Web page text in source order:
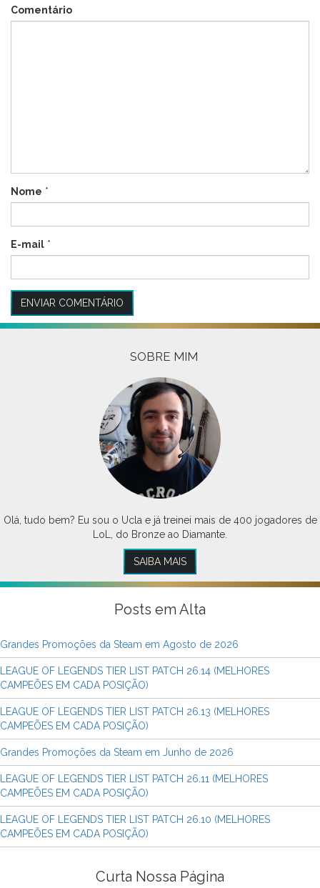
Comentário
Nome *
E-mail *
SOBRE MIM
Olá, tudo bem? Eu sou o Ucla e já treinei mais de 400 jogadores de
LoL, do Bronze ao Diamante.
SAIBA MAIS
Posts em Alta
Grandes Promoções da Steam em Agosto de 2026
LEAGUE OF LEGENDS TIER LIST PATCH 26.14 (MELHORES
CAMPEÕES EM CADA POSIÇÃO)
LEAGUE OF LEGENDS TIER LIST PATCH 26.13 (MELHORES
CAMPEÕES EM CADA POSIÇÃO)
Grandes Promoções da Steam em Junho de 2026
LEAGUE OF LEGENDS TIER LIST PATCH 26.11 (MELHORES
CAMPEÕES EM CADA POSIÇÃO)
LEAGUE OF LEGENDS TIER LIST PATCH 26.10 (MELHORES
CAMPEÕES EM CADA POSIÇÃO)
Curta Nossa Página